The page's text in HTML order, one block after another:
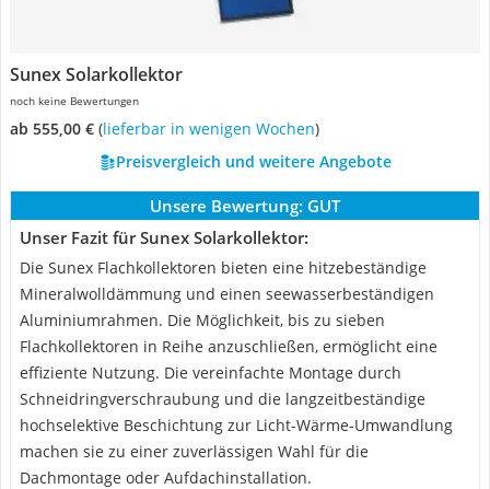
Sunex Solarkollektor
noch keine Bewertungen
ab 555,00 € ( Lieferbar in wenigen Wochen)
Preisvergleich und weitere Angebote
Unsere Bewertung: GUT
Unser Fazit für Sunex Solarkollektor:
Die Sunex Flachkollektoren bieten eine hitzebeständige
Mineralwolldämmung und einen seewasserbeständigen
Aluminiumrahmen. Die Möglichkeit, bis zu sieben
Flachkollektoren in Reihe anzuschließen, ermöglicht eine
effiziente Nutzung. Die vereinfachte Montage durch
Schneidringverschraubung und die langzeitbeständige
hochselektive Beschichtung zur Licht-Wärme-Umwandlung
machen sie zu einer zuverlässigen Wahl für die
Dachmontage oder Aufdachinstallation.